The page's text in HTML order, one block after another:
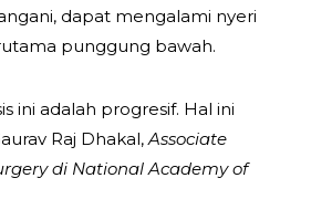
dapat mengalami nyeri
punggung bawah.
ini adalah progresif. Hal ini
Raj Dhakal, Associate
di National Academy of